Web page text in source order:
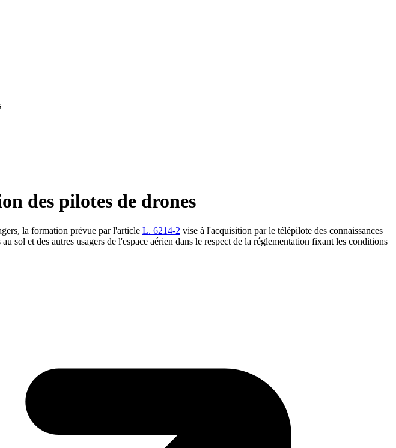
des pilotes de drones
la formation prévue par l'article L. 6214-2 vise à l'acquisition par le télépilote des connaissances
sol et des autres usagers de l'espace aérien dans le respect de la réglementation fixant les conditions